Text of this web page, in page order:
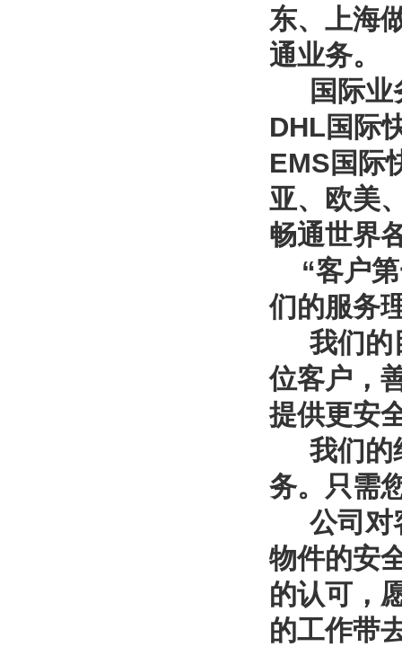
东、上海
通业务。
国际业
DHL国际
EMS国际
亚、欧美
畅通世界
“客户
们的服务
我们的
位客户，
提供更安
我们的
务。只需
公司对
物件的安
的认可，
的工作带